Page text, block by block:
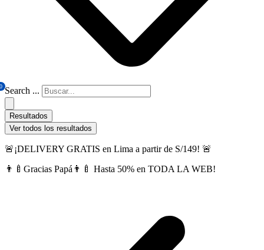
0 Search ...
Resultados
Ver todos los resultados
🚨¡DELIVERY GRATIS en Lima a partir de S/149! 🚨
👨‍🍼Gracias Papá👨‍🍼 Hasta 50% en TODA LA WEB!